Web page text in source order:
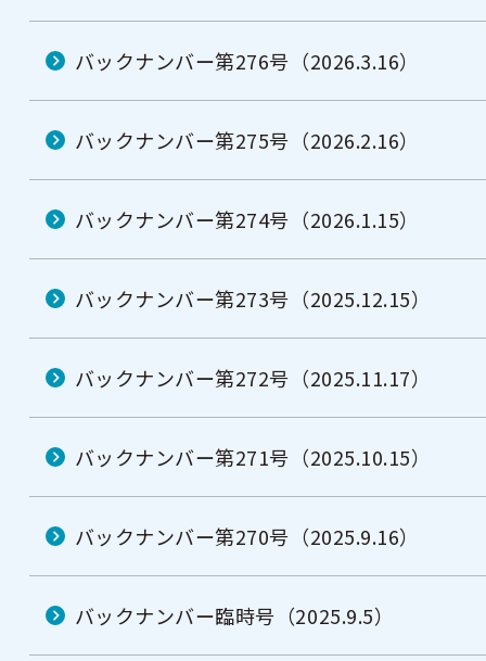
バックナンバー第276号（2026.3.16）
バックナンバー第275号（2026.2.16）
バックナンバー第274号（2026.1.15）
バックナンバー第273号（2025.12.15）
バックナンバー第272号（2025.11.17）
バックナンバー第271号（2025.10.15）
バックナンバー第270号（2025.9.16）
バックナンバー臨時号（2025.9.5）